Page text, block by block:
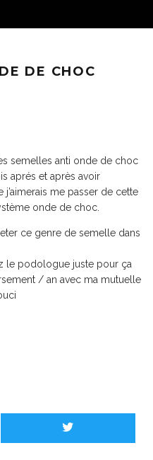
DE CHOC
semelles anti onde de choc
aprés et après avoir
me passer de cette
onde de choc.
ce genre de semelle dans
le podologue juste pour ça
/ an avec ma mutuelle